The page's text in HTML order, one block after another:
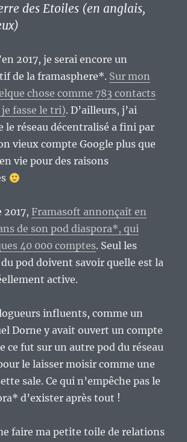
des Etoiles (en anglais,
2017, je serai encore un
de la framasphere*. Sur mon
chose comme 783 contacts
fasse le tri). D’ailleurs, j’ai
le réseau décentralisé a fini par
vieux compte Google plus que
vie pour des raisons
2017,Framasoft annonçait en
de son pod diaspora*, qui
40 000 comptes. Seul les
pod doivent savoir quelle est la
active.
influents, comme un
Dorne y avait ouvert un compte
ce fut sur un autre pod du réseau
le laisser moisir comme une
sale. Ce qui n’empêche pas le
d’exister après tout !
faire ma petite toile de relations